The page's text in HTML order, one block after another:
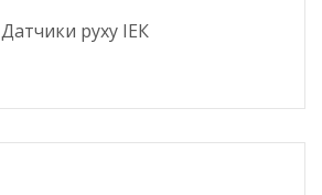
Датчики руху ІЕК